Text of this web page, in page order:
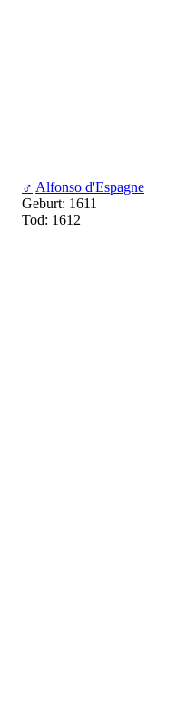
♂ Alfonso d'Espagne
Geburt: 1611
Tod: 1612